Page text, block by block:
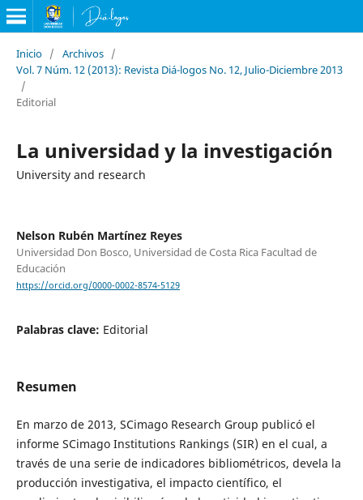
Inicio / Archivos /
Vol. 7 Núm. 12 (2013): Revista Diá-logos No. 12, Julio-Diciembre 2013
/
Editorial
La universidad y la investigación
University and research
Nelson Rubén Martínez Reyes
Universidad Don Bosco, Universidad de Costa Rica Facultad de
Educación
https://orcid.org/0000-0002-8574-5129
Palabras clave: Editorial
Resumen
En marzo de 2013, SCimago Research Group publicó el
informe SCimago Institutions Rankings (SIR) en el cual, a
través de una serie de indicadores bibliométricos, devela la
producción investigativa, el impacto científico, el